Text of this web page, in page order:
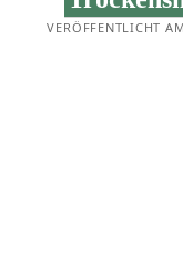
VERÖFFENTLICHT